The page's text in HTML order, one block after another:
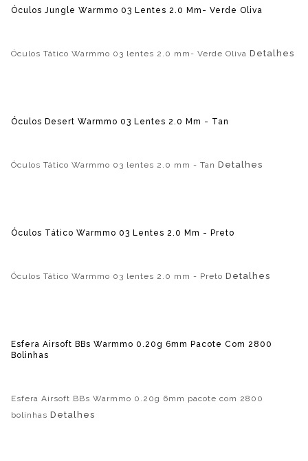
Óculos Jungle Warmmo 03 Lentes 2.0 Mm- Verde Oliva
Óculos Tático Warmmo 03 lentes 2.0 mm- Verde Oliva Detalhes
Óculos Desert Warmmo 03 Lentes 2.0 Mm - Tan
Óculos Tático Warmmo 03 lentes 2.0 mm - Tan Detalhes
Óculos Tático Warmmo 03 Lentes 2.0 Mm - Preto
Óculos Tático Warmmo 03 lentes 2.0 mm - Preto Detalhes
Esfera Airsoft BBs Warmmo 0.20g 6mm Pacote Com 2800
Bolinhas
Esfera Airsoft BBs Warmmo 0.20g 6mm pacote com 2800
bolinhas Detalhes